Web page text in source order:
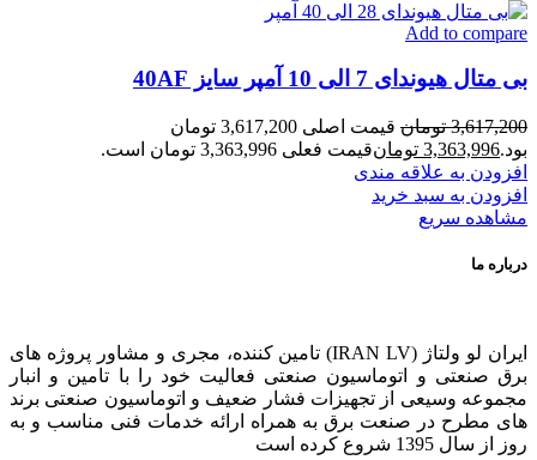
Add to compare
بی متال هیوندای 7 الی 10 آمپر سایز 40AF
3,617,200 تومان
قیمت اصلی 3,617,200 تومان
بود.3,363,996 تومانقیمت فعلی 3,363,996 تومان است.
افزودن به علاقه مندی
افزودن به سبد خرید
مشاهده سریع
درباره ما
ایران لو ولتاژ (IRAN LV) تامین کننده، مجری و مشاور پروژه های
برق صنعتی و اتوماسیون صنعتی فعالیت خود را با تامین و انبار
مجموعه وسیعی از تجهیزات فشار ضعیف و اتوماسیون صنعتی برند
های مطرح در صنعت برق به همراه ارائه خدمات فنی مناسب و به
روز از سال 1395 شروع کرده است